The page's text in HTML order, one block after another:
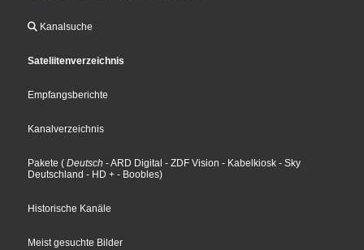
Kanalsuche
Sateliitenverzeichnis
Empfangsberichte
Kanalverzeichnis
Pakete ( Deutsch - ARD Digital - ZDF Vision - Kabelkiosk - Sky
Deutschland - HD + - Boobles)
Historische Kanäle
Meist gesuchte Bilder